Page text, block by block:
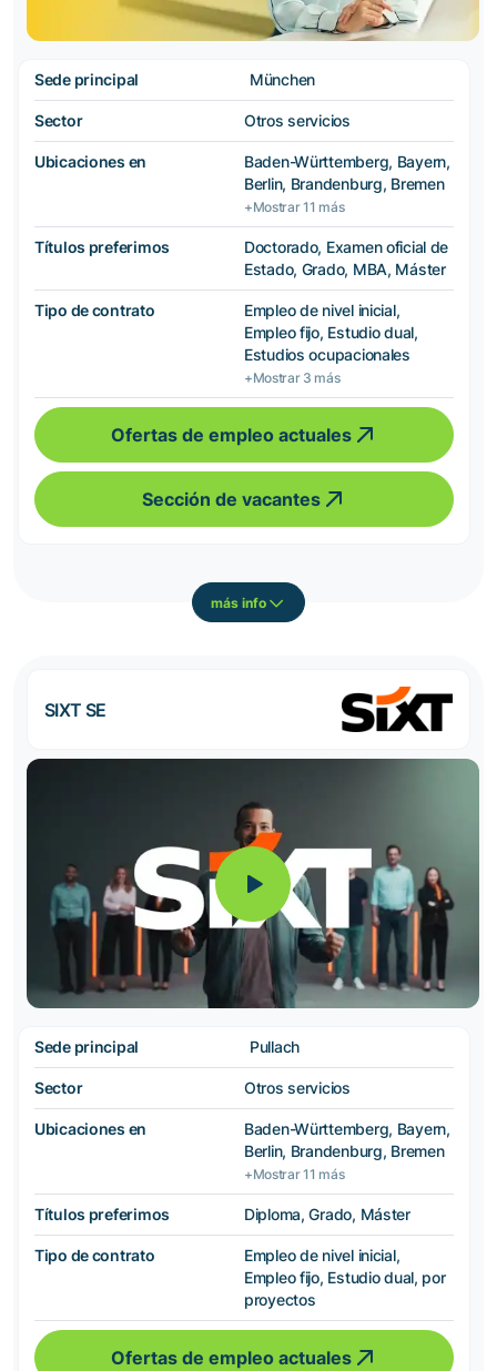
Sede principal München
Sector Otros servicios
Ubicaciones en
Baden-Württemberg, Bayern,
Berlin, Brandenburg, Bremen
+Mostrar 11 más
Títulos preferimos
Doctorado, Examen oficial de
Estado, Grado, MBA, Máster
Tipo de contrato
Empleo de nivel inicial,
Empleo fijo, Estudio dual,
Estudios ocupacionales
+Mostrar 3 más
Ofertas de empleo actuales
Sección de vacantes
más info
SIXT SE
Sede principal Pullach
Sector Otros servicios
Ubicaciones en
Baden-Württemberg, Bayern,
Berlin, Brandenburg, Bremen
+Mostrar 11 más
Títulos preferimos Diploma, Grado, Máster
Tipo de contrato
Empleo de nivel inicial,
Empleo fijo, Estudio dual, por
proyectos
Ofertas de empleo actuales